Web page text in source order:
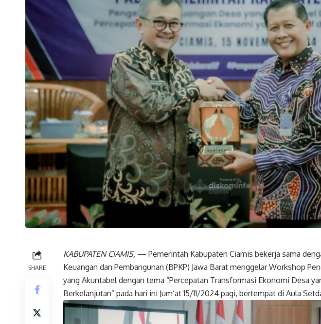
SHARE
KABUPATEN CIAMIS, — Pemerintah Kabupaten Ciamis bekerja sama
Keuangan dan Pembangunan (BPKP) Jawa Barat menggelar Workshop
yang Akuntabel dengan tema “Percepatan Transformasi Ekonomi Desa
Berkelanjutan” pada hari ini Jum’at 15/11/2024 pagi, bertempat di Aula